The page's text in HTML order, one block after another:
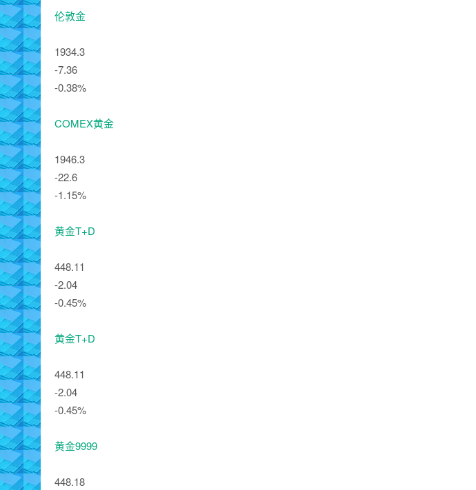
伦敦金
1934.3
-7.36
-0.38%
COMEX黄金
1946.3
-22.6
-1.15%
黄金T+D
448.11
-2.04
-0.45%
黄金T+D
448.11
-2.04
-0.45%
黄金9999
448.18